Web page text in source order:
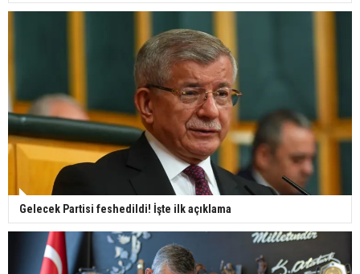
Gelecek Partisi feshedildi! İşte ilk açıklama